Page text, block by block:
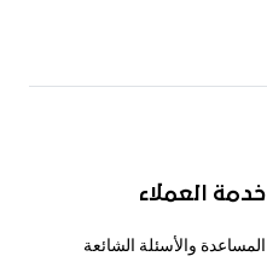
خدمة العملاء
المساعدة والأسئلة الشائعة